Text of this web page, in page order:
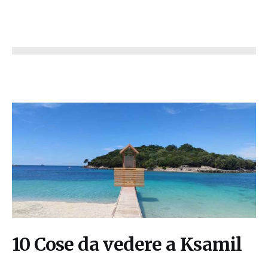
10 Cose da vedere a Ksamil